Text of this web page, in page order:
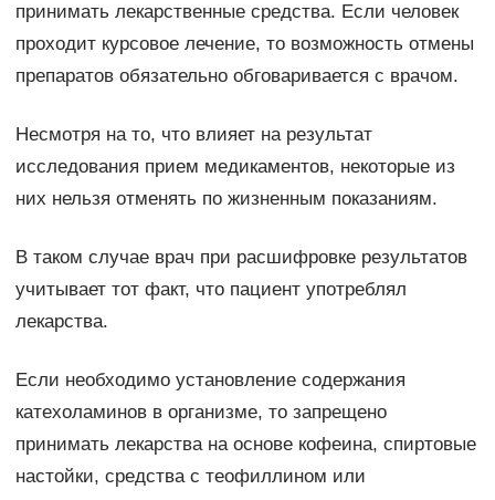
принимать лекарственные средства. Если человек
проходит курсовое лечение, то возможность отмены
препаратов обязательно обговаривается с врачом.
Несмотря на то, что влияет на результат
исследования прием медикаментов, некоторые из
них нельзя отменять по жизненным показаниям.
В таком случае врач при расшифровке результатов
учитывает тот факт, что пациент употреблял
лекарства.
Если необходимо установление содержания
катехоламинов в организме, то запрещено
принимать лекарства на основе кофеина, спиртовые
настойки, средства с теофиллином или